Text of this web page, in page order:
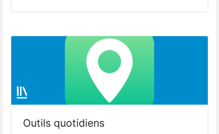
Outils quotidiens